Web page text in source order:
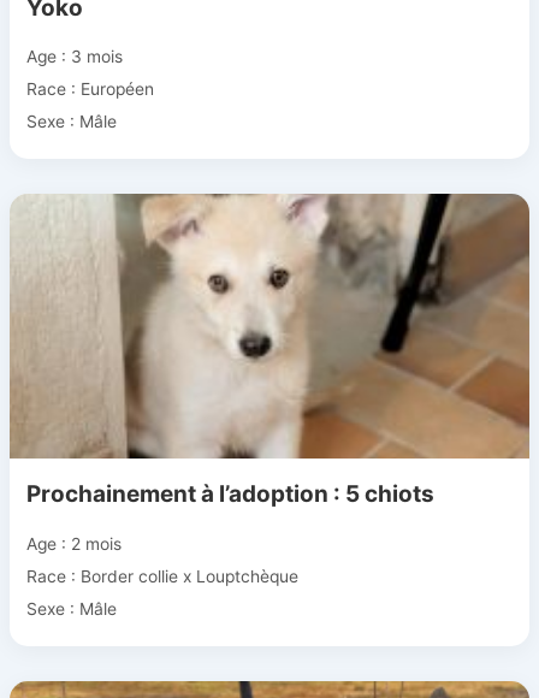
Yoko
Age : 3 mois
Race : Européen
Sexe : Mâle
Prochainement à l’adoption : 5 chiots
Age : 2 mois
Race : Border collie x Louptchèque
Sexe : Mâle